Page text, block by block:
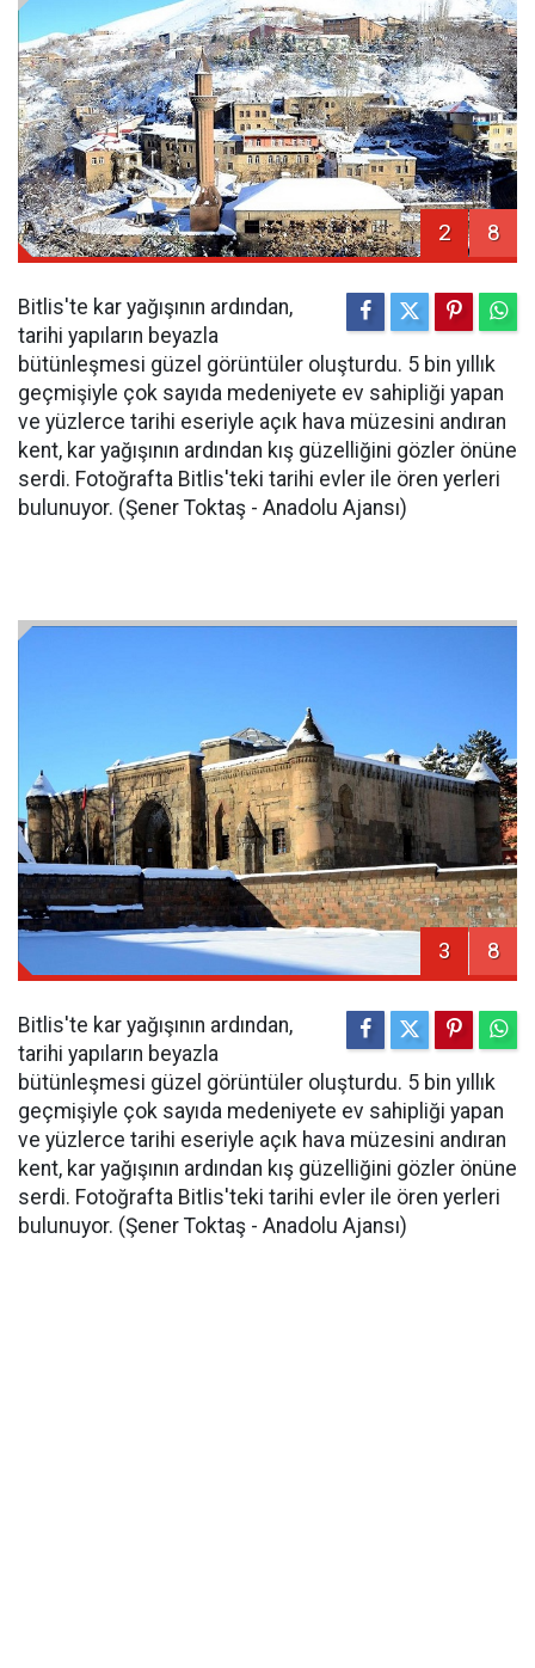
2 8
Bitlis'te kar yağışının ardından,
tarihi yapıların beyazla
bütünleşmesi güzel görüntüler oluşturdu. 5 bin yıllık
geçmişiyle çok sayıda medeniyete ev sahipliği yapan
ve yüzlerce tarihi eseriyle açık hava müzesini andıran
kent, kar yağışının ardından kış güzelliğini gözler önüne
serdi. Fotoğrafta Bitlis'teki tarihi evler ile ören yerleri
bulunuyor. (Şener Toktaş - Anadolu Ajansı)
3 8
Bitlis'te kar yağışının ardından,
tarihi yapıların beyazla
bütünleşmesi güzel görüntüler oluşturdu. 5 bin yıllık
geçmişiyle çok sayıda medeniyete ev sahipliği yapan
ve yüzlerce tarihi eseriyle açık hava müzesini andıran
kent, kar yağışının ardından kış güzelliğini gözler önüne
serdi. Fotoğrafta Bitlis'teki tarihi evler ile ören yerleri
bulunuyor. (Şener Toktaş - Anadolu Ajansı)